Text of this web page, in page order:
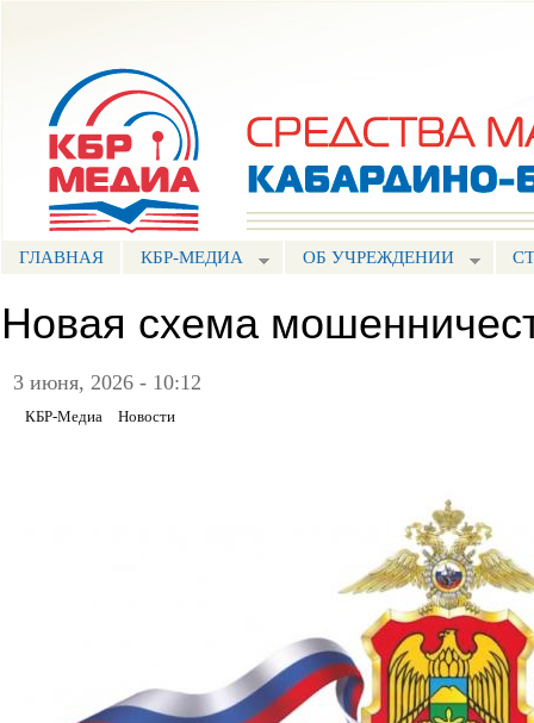
ГЛАВНАЯ КБР-МЕДИА ОБ УЧРЕЖДЕНИИ
Новая схема
3 июня, 2026 - 10:12
КБР-Медиа Новости